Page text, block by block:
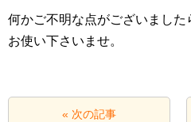
何かご不明な点がございまし
お使い下さいませ。
« 次の記事